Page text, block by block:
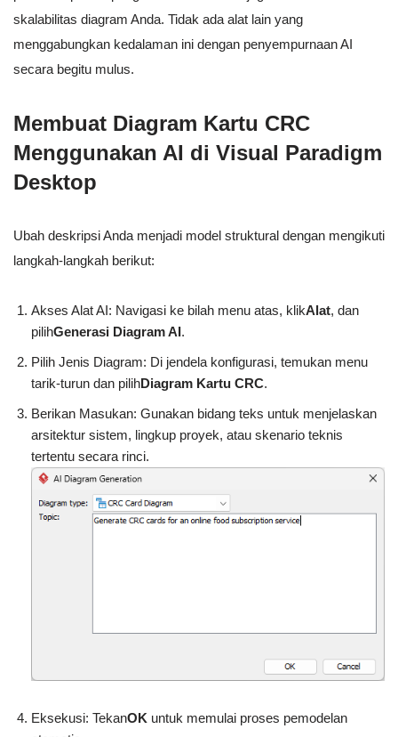
skalabilitas diagram Anda. Tidak ada alat lain yang
menggabungkan kedalaman ini dengan penyempurnaan AI
secara begitu mulus.
Membuat Diagram Kartu CRC
Menggunakan AI di Visual Paradigm
Desktop
Ubah deskripsi Anda menjadi model struktural dengan mengikuti
langkah-langkah berikut:
Akses Alat AI: Navigasi ke bilah menu atas, klikAlat, dan
pilihGenerasi Diagram AI.
Pilih Jenis Diagram: Di jendela konfigurasi, temukan menu
tarik-turun dan pilihDiagram Kartu CRC.
Berikan Masukan: Gunakan bidang teks untuk menjelaskan
arsitektur sistem, lingkup proyek, atau skenario teknis
tertentu secara rinci.
Eksekusi: TekanOK untuk memulai proses pemodelan